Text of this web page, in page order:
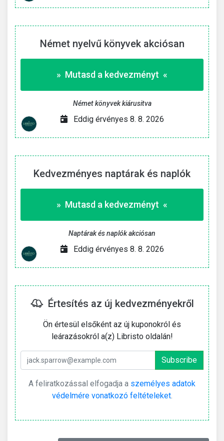
Német nyelvű könyvek akciósan
» Mutasd a kedvezményt «
Német könyvek kiárusitva
Eddig érvényes 8. 8. 2026
Kedvezményes naptárak és naplók
» Mutasd a kedvezményt «
Naptárak és naplók akciósan
Eddig érvényes 8. 8. 2026
Értesítés az új kedvezményekről
Ön értesül elsőként az új kuponokról és
leárazásokról a(z) Libristo oldalán!
A feliratkozással elfogadja a személyes adatok
védelmére vonatkozó feltételeket.